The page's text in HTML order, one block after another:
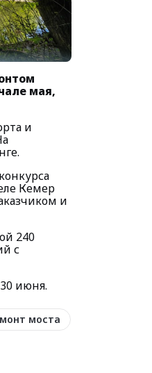
мая,
и
Кемер
и
240
с
июня.
моста